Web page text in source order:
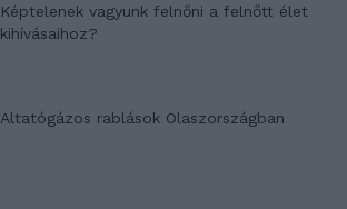
Képtelenek vagyunk felnőni a felnőtt élet
kihívásaihoz?
Altatógázos rablások Olaszországban